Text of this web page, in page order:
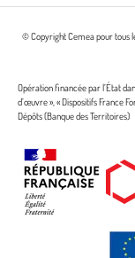
© Copyright Cemea pour tous
Opération financée par l’État
d’œuvre », « Dispositifs France
Dépôts (Banque des Territoires)